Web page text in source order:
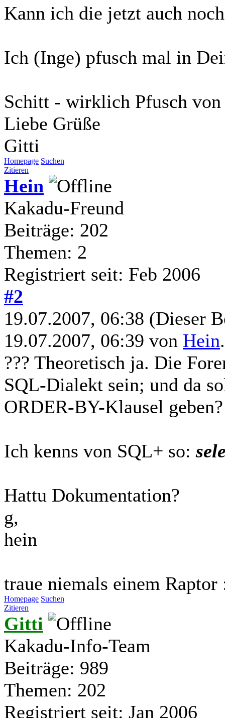
Kann ich die jetzt auch
Ich (Inge) pfusch mal in
Schitt - wirklich Pfusch
Liebe Grüße
Gitti
Homepage Suchen
Zitieren
Hein
Kakadu-Freund
Beiträge: 202
Themen: 2
Registriert seit: Feb 2006
#2
19.07.2007, 06:38 (Dieser
19.07.2007, 06:39 von Hein
??? Theoretisch ja. Die
SQL-Dialekt sein; und da
ORDER-BY-Klausel geben?
Ich kenns von SQL+ so:
Hattu Dokumentation?
g,
hein
traue niemals einem Raptor
Homepage Suchen
Zitieren
Gitti
Kakadu-Info-Team
Beiträge: 989
Themen: 202
Registriert seit: Jan 2006